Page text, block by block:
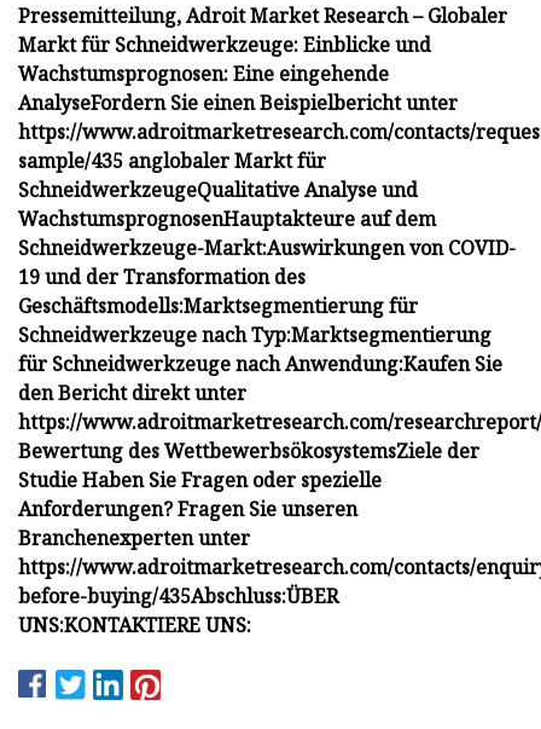
Pressemitteilung, Adroit Market Research – Globaler
Markt für Schneidwerkzeuge: Einblicke und
Wachstumsprognosen: Eine eingehende
AnalyseFordern Sie einen Beispielbericht unter
https://www.adroitmarketresearch.com/contacts/
sample/435 anglobaler Markt für
SchneidwerkzeugeQualitative Analyse und
WachstumsprognosenHauptakteure auf dem
Schneidwerkzeuge-Markt:Auswirkungen von COVID-
19 und der Transformation des
Geschäftsmodells:Marktsegmentierung für
Schneidwerkzeuge nach Typ:Marktsegmentierung
für Schneidwerkzeuge nach Anwendung:Kaufen Sie
den Bericht direkt unter
https://www.adroitmarketresearch.com/
Bewertung des WettbewerbsökosystemsZiele der
StudieHaben Sie Fragen oder spezielle
Anforderungen? Fragen Sie unseren
Branchenexperten unter
https://www.adroitmarketresearch.com/contacts/
before-buying/435Abschluss:ÜBER
UNS:KONTAKTIERE UNS: